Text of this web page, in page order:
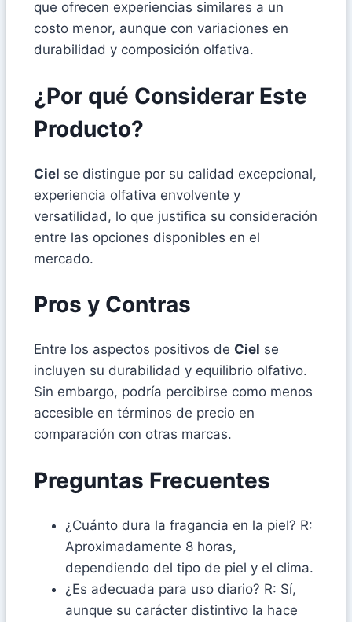
que ofrecen experiencias similares a un
costo menor, aunque con variaciones en
durabilidad y composición olfativa.
¿Por qué Considerar Este
Producto?
Ciel se distingue por su calidad excepcional,
experiencia olfativa envolvente y
versatilidad, lo que justifica su consideración
entre las opciones disponibles en el
mercado.
Pros y Contras
Entre los aspectos positivos de Ciel se
incluyen su durabilidad y equilibrio olfativo.
Sin embargo, podría percibirse como menos
accesible en términos de precio en
comparación con otras marcas.
Preguntas Frecuentes
¿Cuánto dura la fragancia en la piel? R:
Aproximadamente 8 horas,
dependiendo del tipo de piel y el clima.
¿Es adecuada para uso diario? R: Sí,
aunque su carácter distintivo la hace